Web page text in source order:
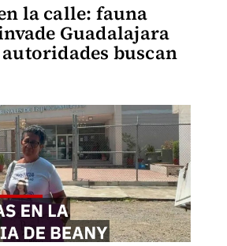
la calle: fauna
Guadalajara
buscan